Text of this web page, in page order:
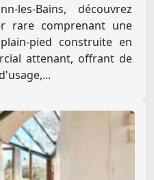
les-Bains, découvrez
rare comprenant une
pied construite en
attenant, offrant de